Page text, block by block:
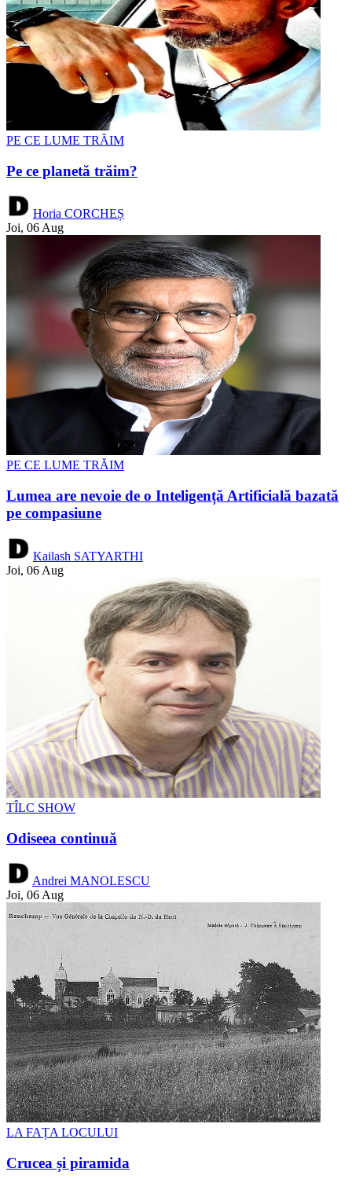
PE CE LUME TRĂIM
Pe ce planetă trăim?
Horia CORCHEȘ
Joi, 06 Aug
PE CE LUME TRĂIM
Lumea are nevoie de o Inteligență Artificială bazată
pe compasiune
Kailash SATYARTHI
Joi, 06 Aug
TÎLC SHOW
Odiseea continuă
Andrei MANOLESCU
Joi, 06 Aug
LA FAȚA LOCULUI
Crucea și piramida